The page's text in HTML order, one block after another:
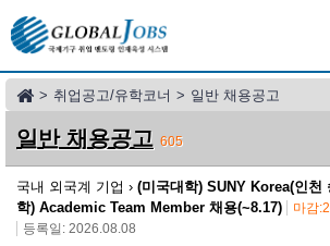
> 취업공고/유학코너 > 일반 채용공고
일반 채용공고 605
국내 외국계 기업 › (미국대학) SUNY Korea(인천
학) Academic Team Member 채용(~8.17)
마감
등록일: 2026.08.08